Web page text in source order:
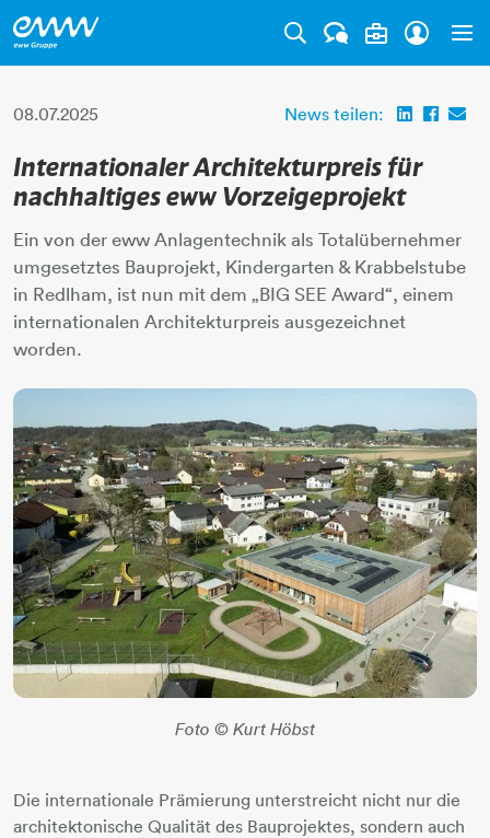
08.07.2025 News teilen:
Internationaler Architekturpreis für
nachhaltiges eww Vorzeigeprojekt
Ein von der eww Anlagentechnik als Totalübernehmer
umgesetztes Bauprojekt, Kindergarten & Krabbelstube
in Redlham, ist nun mit dem „BIG SEE Award“, einem
internationalen Architekturpreis ausgezeichnet
worden.
Foto © Kurt Höbst
Die internationale Prämierung unterstreicht nicht nur die
architektonische Qualität des Bauprojektes, sondern auch